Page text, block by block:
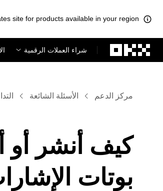
site for products available in your region.
شراء العملات الرقمية
مركز الدعم الأسئلة الشائعة
كيف أنشر
بوتات